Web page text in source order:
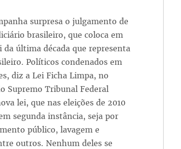
surpresa o julgamento de
brasileiro, que coloca em
última década que representa
Políticos condenados em
diz a Lei Ficha Limpa, no
Supremo Tribunal Federal
lei, que nas eleições de 2010
segunda instância, seja por
público, lavagem e
outros. Nenhum deles se